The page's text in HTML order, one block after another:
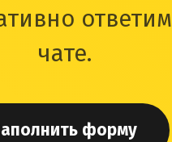
чате.
форму